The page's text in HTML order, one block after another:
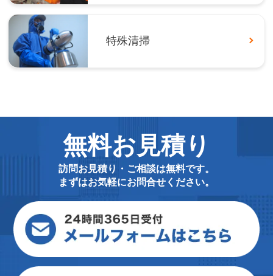
特殊清掃
無料お見積り
訪問お見積り・ご相談は無料です。
まずはお気軽にお問合せください。